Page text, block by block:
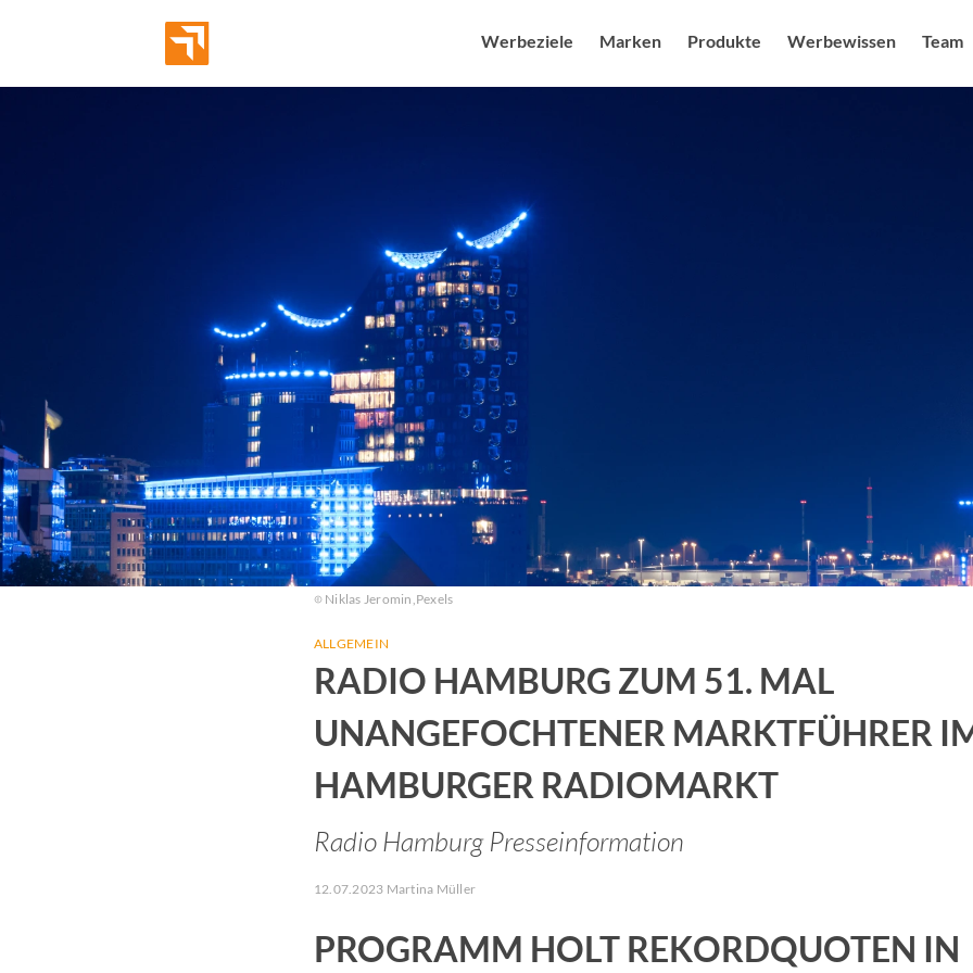
Werbeziele
Bekanntheit ausbauen
Markenimage schärfen
Employer Branding stärken
Leads generieren
Marken Produkte
Online Audio Kalkulator
Radio Hamburg Jobmesse
HH2 Eventtipp
Werbewissen Team
Events
Niklas Jeromin,Pexels
ALLGEMEIN
RADIO HAMBURG ZUM 51. MAL
UNANGEFOCHTENER MARKTFÜHRER
HAMBURGER RADIOMARKT
Radio Hamburg Presseinformation
12.07.2023 Martina Müller
PROGRAMM HOLT REKORDQUOTEN IN